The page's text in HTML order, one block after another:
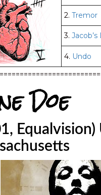
2. Tremor
3.
4. Undo
Doe
Equalvision)